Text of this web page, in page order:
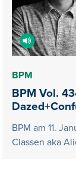
BPM
BPM Vol.
BPM am 11.
Classen aka